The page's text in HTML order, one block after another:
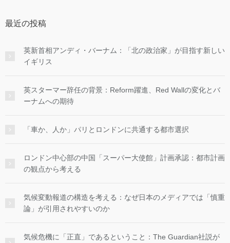
最近の投稿
英新首相アンディ・バーナム：「北の政治家」が目指す新しい
イギリス
英スターマー辞任の背景：Reform躍進、Red Wallの変化とバ
ーナムへの期待
「車か、人か」パリとロンドンに共通する都市選択
ロンドン中心部の中国「スーパー大使館」計画承認：都市計画
の観点から考える
気候変動報道の構造を考える：なぜ日本のメディアでは「慎重
論」が引用されやすいのか
気候危機に「正直」であるということ：The Guardian社説が